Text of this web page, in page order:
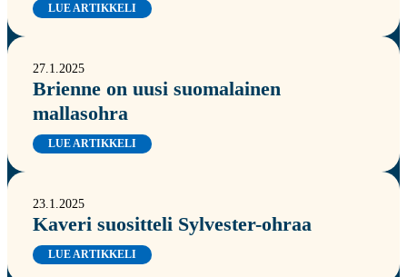
LUE ARTIKKELI
27.1.2025
Brienne on uusi suomalainen
mallasohra
LUE ARTIKKELI
23.1.2025
Kaveri suositteli Sylvester-ohraa
LUE ARTIKKELI